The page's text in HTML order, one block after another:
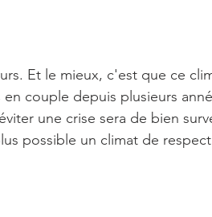
Et le mieux, c'est que ce
couple depuis plusieurs
une crise sera de bien
possible un climat de